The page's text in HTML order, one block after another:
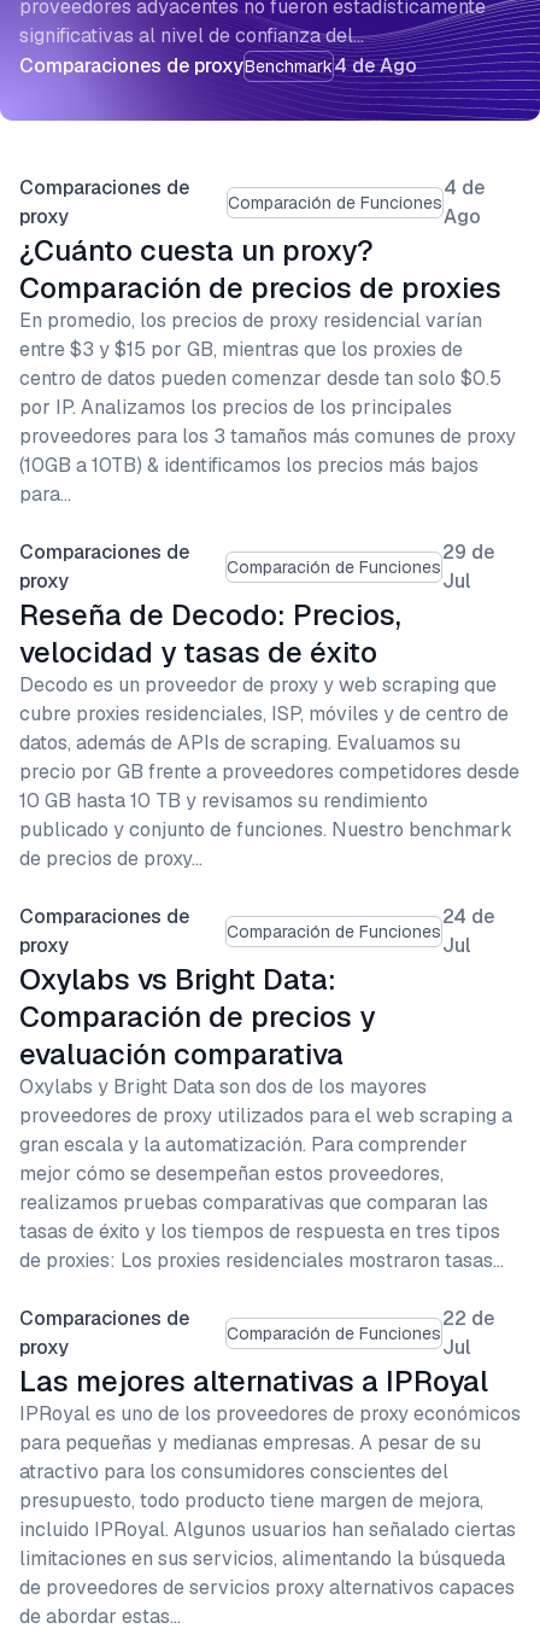
Comparaciones de proxyBenchmark4 de Ago
proveedores adyacentes no fueron estadísticamente
significativas al nivel de confianza del…
Comparaciones de
proxy
Comparación de Funciones
4 de
Ago
¿Cuánto cuesta un proxy?
Comparación de precios de proxies
En promedio, los precios de proxy residencial varían
entre $3 y $15 por GB, mientras que los proxies de
centro de datos pueden comenzar desde tan solo $0.5
por IP. Analizamos los precios de los principales
proveedores para los 3 tamaños más comunes de proxy
(10GB a 10TB) & identificamos los precios más bajos
para…
Comparaciones de
proxy
Comparación de Funciones
29 de
Jul
Reseña de Decodo: Precios,
velocidad y tasas de éxito
Decodo es un proveedor de proxy y web scraping que
cubre proxies residenciales, ISP, móviles y de centro de
datos, además de APIs de scraping. Evaluamos su
precio por GB frente a proveedores competidores desde
10 GB hasta 10 TB y revisamos su rendimiento
publicado y conjunto de funciones. Nuestro benchmark
de precios de proxy…
Comparaciones de
proxy
Comparación de Funciones
24 de
Jul
Oxylabs vs Bright Data:
Comparación de precios y
evaluación comparativa
Oxylabs y Bright Data son dos de los mayores
proveedores de proxy utilizados para el web scraping a
gran escala y la automatización. Para comprender
mejor cómo se desempeñan estos proveedores,
realizamos pruebas comparativas que comparan las
tasas de éxito y los tiempos de respuesta en tres tipos
de proxies: Los proxies residenciales mostraron tasas…
Comparaciones de
proxy
Comparación de Funciones
22 de
Jul
Las mejores alternativas a IPRoyal
IPRoyal es uno de los proveedores de proxy económicos
para pequeñas y medianas empresas. A pesar de su
atractivo para los consumidores conscientes del
presupuesto, todo producto tiene margen de mejora,
incluido IPRoyal. Algunos usuarios han señalado ciertas
limitaciones en sus servicios, alimentando la búsqueda
de proveedores de servicios proxy alternativos capaces
de abordar estas…